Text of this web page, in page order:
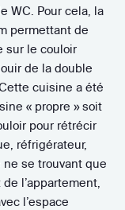
WC. Pour cela, la
permettant de
sur le couloir
de la double
cuisine a été
« propre » soit
pour rétrécir
réfrigérateur,
se trouvant que
l’appartement,
l’espace